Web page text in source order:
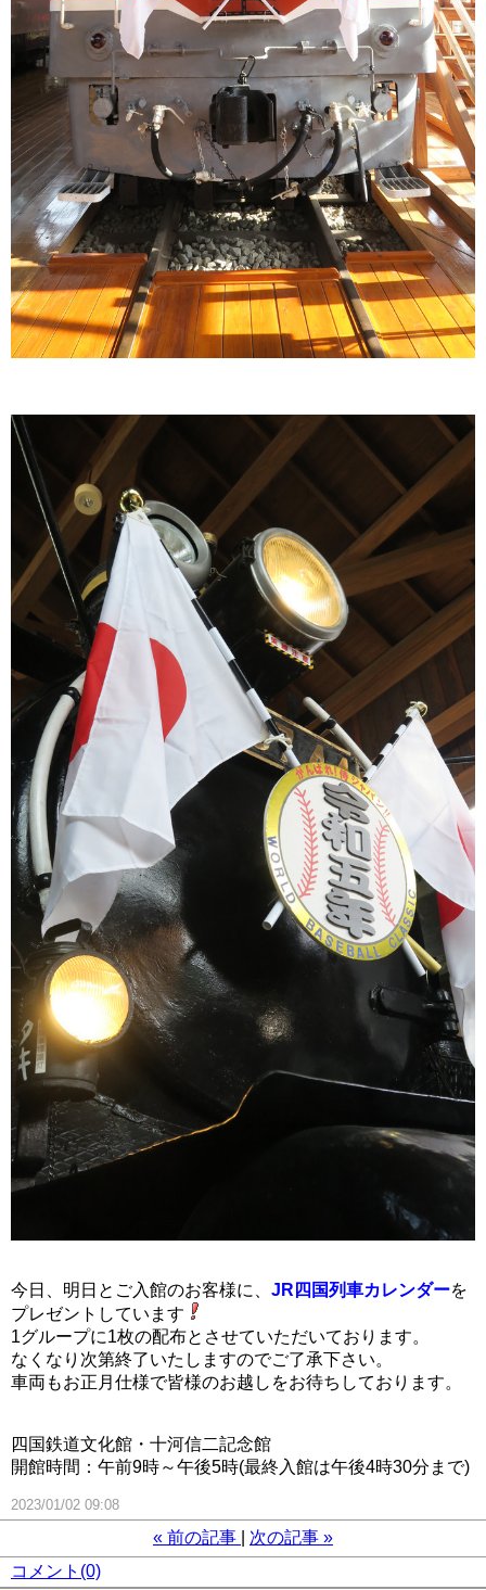
今日、明日とご入館のお客様に、 JR四国列車カレンダーを
プレゼントしています
1グループに1枚の配布とさせていただいております。
なくなり次第終了いたしますのでご了承下さい。
車両もお正月仕様で皆様のお越しをお待ちしております。
四国鉄道文化館・十河信二記念館
開館時間：午前9時～午後5時(最終入館は午後4時30分まで)
2023/01/02 09:08
« 前の記事 次の記事 »
コメント(0)